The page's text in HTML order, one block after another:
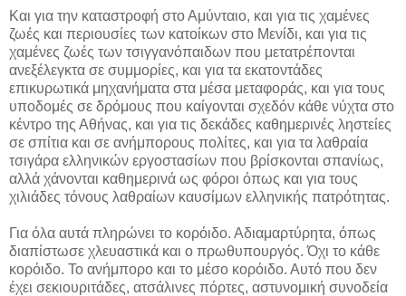
Και για την καταστροφή στο Αμύνταιο, και για τις χαμένες
ζωές και περιουσίες των κατοίκων στο Μενίδι, και για τις
χαμένες ζωές των τσιγγανόπαιδων που μετατρέπονται
ανεξέλεγκτα σε συμμορίες, και για τα εκατοντάδες
επικυρωτικά μηχανήματα στα μέσα μεταφοράς, και για τους
υποδομές σε δρόμους που καίγονται σχεδόν κάθε νύχτα στο
κέντρο της Αθήνας, και για τις δεκάδες καθημερινές ληστείες
σε σπίτια και σε ανήμπορους πολίτες, και για τα λαθραία
τσιγάρα ελληνικών εργοστασίων που βρίσκονται σπανίως,
αλλά χάνονται καθημερινά ως φόροι όπως και για τους
χιλιάδες τόνους λαθραίων καυσίμων ελληνικής πατρότητας.
Για όλα αυτά πληρώνει το κορόιδο. Αδιαμαρτύρητα, όπως
διαπίστωσε χλευαστικά και ο πρωθυπουργός. Όχι το κάθε
κορόιδο. Το ανήμπορο και το μέσο κορόιδο. Αυτό που δεν
έχει σεκιουριτάδες, ατσάλινες πόρτες, αστυνομική συνοδεία